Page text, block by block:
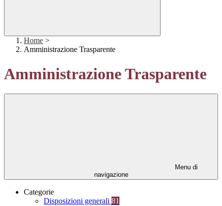
Home >
Amministrazione Trasparente
Amministrazione Trasparente
Menu di
navigazione
Categorie
Disposizioni generali 81